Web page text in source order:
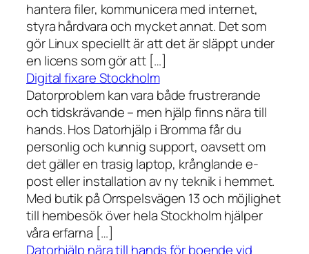
hantera filer, kommunicera med internet,
styra hårdvara och mycket annat. Det som
gör Linux speciellt är att det är släppt under
en licens som gör att […]
Digital fixare Stockholm
Datorproblem kan vara både frustrerande
och tidskrävande – men hjälp finns nära till
hands. Hos Datorhjälp i Bromma får du
personlig och kunnig support, oavsett om
det gäller en trasig laptop, krånglande e-
post eller installation av ny teknik i hemmet.
Med butik på Orrspelsvägen 13 och möjlighet
till hembesök över hela Stockholm hjälper
våra erfarna […]
Datorhjälp nära till hands för boende vid